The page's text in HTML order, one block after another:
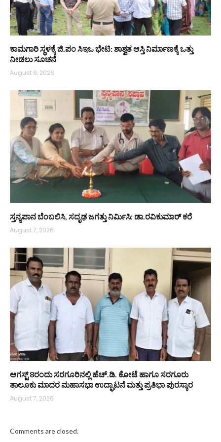
ಕಾಮಗಾರಿ ಸ್ಥಳಕ್ಕೆ ಜಿ.ಪಂ ಸಿಇಒ ಭೇಟಿ: ಶಾಶ್ವತ ಆಸ್ತಿ ನಿರ್ಮಾಣಕ್ಕೆ ಒತ್ತು
ನೀಡಲು ಸೂಚನೆ
August 8, 2026
ಸ್ತನ್ಯಪಾನ ಬೆಂಬಲಿಸಿ, ಸದೃಢ ಜಗತ್ತು ನಿರ್ಮಿಸಿ: ಡಾ.ರವಿಕುಮಾರ್ ಕರೆ
August 7, 2026
ಆಗಸ್ಟ್ 8ರಂದು ಸರಗೂರಿನಲ್ಲಿ ಹೆಚ್.ಡಿ. ಕೋಟೆ ಹಾಗೂ ಸರಗೂರು
ತಾಲೂಕು ಮಾದರ ಮಹಾಸಭಾ ಉದ್ಘಾಟನೆ ಮತ್ತು ಪ್ರತಿಭಾ ಪುರಸ್ಕಾರ
August 7, 2026
Comments are closed.